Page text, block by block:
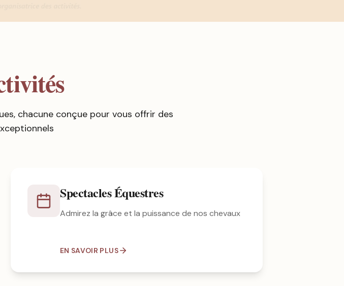
chacune conçue pour vous offrir des
Spectacles Équestres
Admirez la grâce et la puissance de nos chevaux
EN SAVOIR PLUS